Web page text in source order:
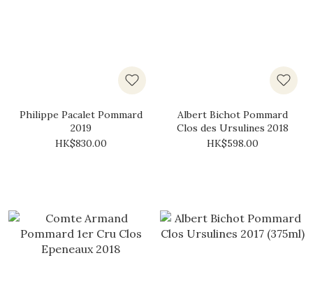
Philippe Pacalet Pommard
2019
HK$830.00
Albert Bichot Pommard
Clos des Ursulines 2018
HK$598.00